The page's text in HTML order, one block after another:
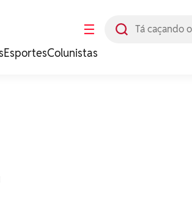
☰
EsportesColunistas